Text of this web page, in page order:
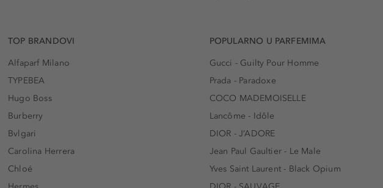
TOP BRANDOVI
Alfaparf Milano
TYPEBEA
Hugo Boss
Burberry
Bvlgari
Carolina Herrera
Chloé
POPULARNO U PARFEMIMA
Gucci - Guilty Pour Homme
Prada - Paradoxe
COCO MADEMOISELLE
Lancôme - Idôle
DIOR - J’ADORE
Jean Paul Gaultier - Le Male
Yves Saint Laurent - Black Opium